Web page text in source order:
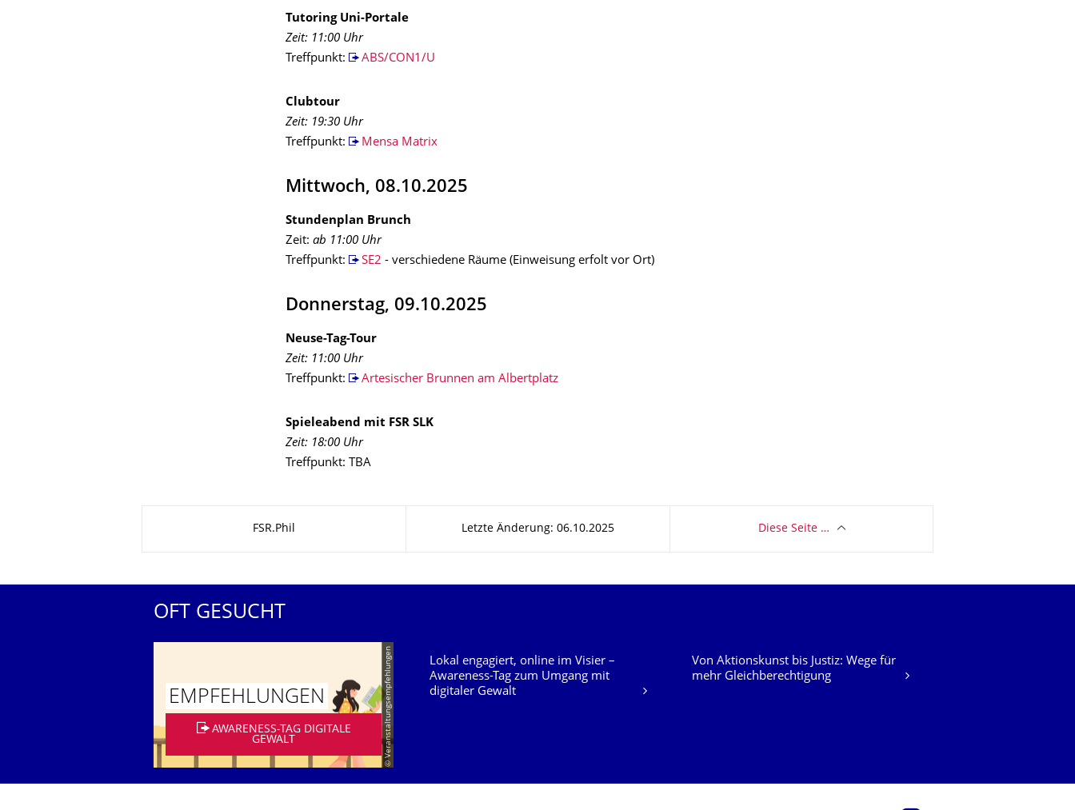
Tutoring Uni-Portale
Zeit: 11:00 Uhr
Treffpunkt:
ABS/CON1/U
Clubtour
Zeit: 19:30 Uhr
Treffpunkt:
Mensa Matrix
Mittwoch, 08.10.2025
Stundenplan Brunch
Zeit: ab 11:00 Uhr
Treffpunkt:
SE2 - verschiedene Räume (Einweisung erfolt vor Ort)
Donnerstag, 09.10.2025
Neuse-Tag-Tour
Zeit: 11:00 Uhr
Treffpunkt:
Artesischer Brunnen am Albertplatz
Spieleabend mit FSR SLK
Zeit: 18:00 Uhr
Treffpunkt: TBA
FSR.Phil Letzte Änderung: 06.10.2025 Diese Seite …
OFT GESUCHT
© Veranstaltungsempfehlungen
EMPFEHLUNGEN
AWARENESS-TAG DIGITALE
GEWALT
Unsere Dienste
Lokal engagiert, online im Visier –
Awareness-Tag zum Umgang mit
digitaler Gewalt
Von Aktionskunst bis Justiz: Wege für
mehr Gleichberechtigung